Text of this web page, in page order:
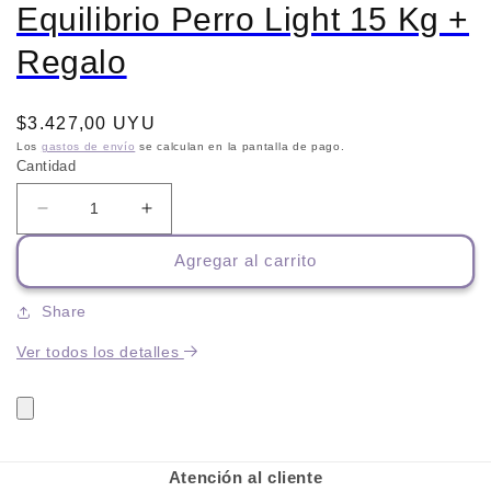
Equilibrio Perro Light 15 Kg +
Regalo
Precio
habitual
$3.427,00 UYU
Los gastos de envío se calculan en la pantalla de pago.
Cantidad
Reducir
cantidad
Equilibrio
Perro
15
Aumentar
cantidad
para
Equilibrio
15
Agregar al carrito
Share
Ver todos los detalles
Atención al cliente